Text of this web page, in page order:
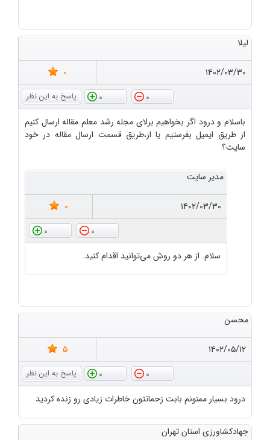
لیلا
۱۴۰۲/۰۳/۳۰
0
0
0
باسلام و درود اگر بخواهیم برلای مجله رشد معلم مقاله ارسال کنیم
از طریق ایمیل بفرستیم یا از،طریق قسمت ارسال مقاله در خود
سایت؟
مدیر سایت
۱۴۰۲/۰۳/۳۰
0
0
0
سلام. از هر دو روش می‌توانید اقدام کنید.
محسن
۱۴۰۲/۰۵/۱۲
5
0
0
درود بسیار ممنونم بابت زحماتتون خاطرات زیادی رو زنده کردید
جهادکشاورزی استان تهران